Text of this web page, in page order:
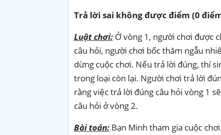
Trả lời sai không được điểm (0
Luật chơi:Ở vòng 1, người chơi được
câu hỏi, người chơi bốc thăm ngẫu
dừng cuộc chơi. Nếu trả lời đúng, thí
trong loại còn lại. Người chơi trả lời
rằng việc trả lời đúng câu hỏi vòng 1
câu hỏi ở vòng 2.
Bài toán: Bạn Minh tham gia cuộc